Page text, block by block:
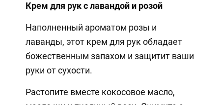
Крем для рук с лавандой и розой
Наполненный ароматом розы и
лаванды, этот крем для рук обладает
божественным запахом и защитит ваши
руки от сухости.
Растопите вместе кокосовое масло,